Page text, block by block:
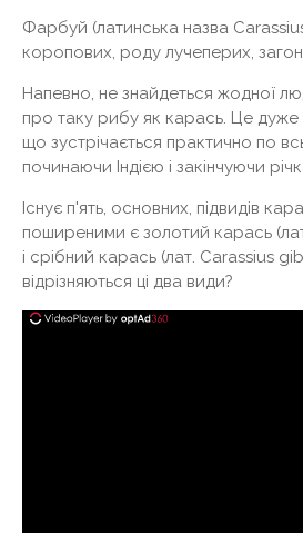
Фарбуй (латинська назва
коропових, роду лучеперих,
Напевно, не знайдеться жодної
про таку рибу як карась. Це
що зустрічається практично по
починаючи Індією і закінчуючи
Існує п'ять, основних, підвидів
поширеними є золотий карась
і срібний карась (лат. Carassius
відрізняються ці два види?